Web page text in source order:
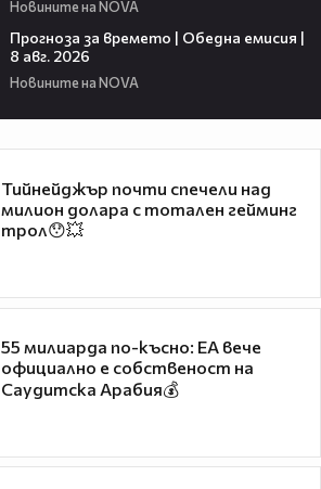
Новините на NOVA
Прогноза за времето | Обедна емисия |
8 авг. 2026
Новините на NOVA
Тийнейджър почти спечели над
милион долара с тотален гейминг
трол😯💥
55 милиарда по-късно: EA вече
официално е собственост на
Саудитска Арабия💰